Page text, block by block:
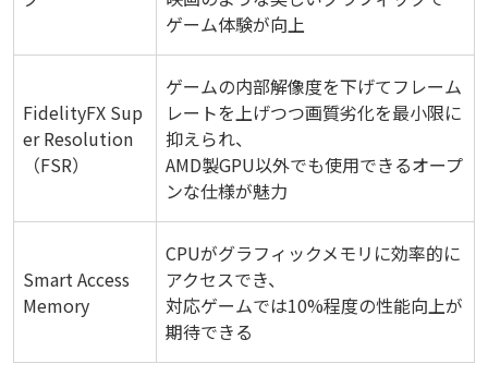
ゲーム体験が向上
FidelityFX Sup
er Resolution
（FSR）
ゲームの内部解像度を下げてフレーム
レートを上げつつ画質劣化を最小限に
抑えられ、
AMD製GPU以外でも使用できるオープ
ンな仕様が魅力
Smart Access
Memory
CPUがグラフィックメモリに効率的に
アクセスでき、
対応ゲームでは10%程度の性能向上が
期待できる